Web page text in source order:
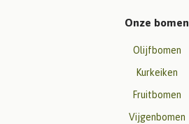
Onze bomen
Olijfbomen
Kurkeiken
Fruitbomen
Vijgenbomen